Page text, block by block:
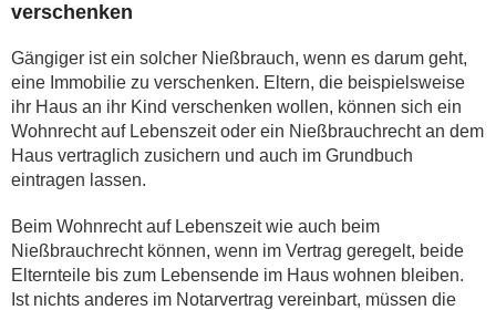
verschenken
Gängiger ist ein solcher Nießbrauch, wenn es darum geht,
eine Immobilie zu verschenken. Eltern, die beispielsweise
ihr Haus an ihr Kind verschenken wollen, können sich ein
Wohnrecht auf Lebenszeit oder ein Nießbrauchrecht an dem
Haus vertraglich zusichern und auch im Grundbuch
eintragen lassen.
Beim Wohnrecht auf Lebenszeit wie auch beim
Nießbrauchrecht können, wenn im Vertrag geregelt, beide
Elternteile bis zum Lebensende im Haus wohnen bleiben.
Ist nichts anderes im Notarvertrag vereinbart, müssen die